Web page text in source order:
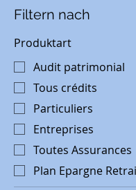
Filtern nach
Produktart
Audit patrimonial
Tous crédits
Particuliers
Entreprises
Toutes Assurances
Plan Epargne